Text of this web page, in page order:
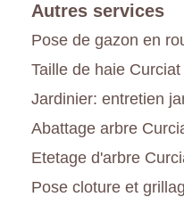
Autres services
Pose de gazon en
Taille de haie
Jardinier: entretien
Abattage arbre
Etetage d'arbre
Pose cloture et